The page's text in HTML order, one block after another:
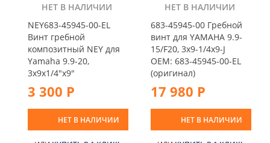
НЕТ В НАЛИЧИИ
NEY683-45945-00-EL
Винт гребной
композитный NEY для
Yamaha 9.9-20,
3x9x1/4"x9"
3 300 Р
НЕТ В НАЛИЧИИ
НЕТ В НАЛИЧИИ
683-45945-00 Гребной
винт для YAMAHA 9.9-
15/F20, 3x9-1/4x9-J
OEM: 683-45945-00-EL
(оригинал)
17 980 Р
НЕТ В НАЛИЧИИ